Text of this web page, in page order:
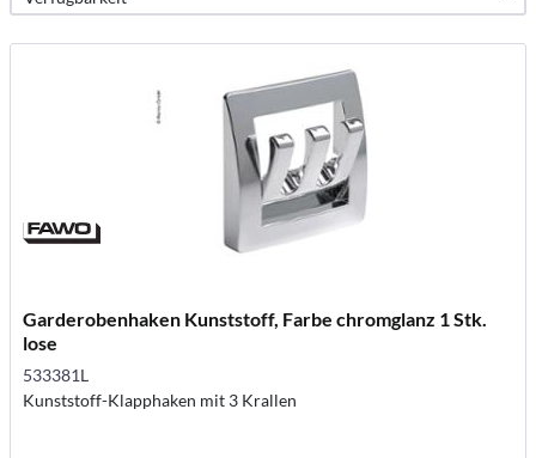
Garderobenhaken Kunststoff, Farbe chromglanz 1 Stk.
lose
533381L
Kunststoff-Klapphaken mit 3 Krallen